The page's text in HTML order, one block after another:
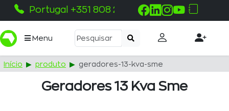
Portugal +351 808 215 115
Menu
Início produto geradores-13-kva-sme
Geradores 13 Kva Sme